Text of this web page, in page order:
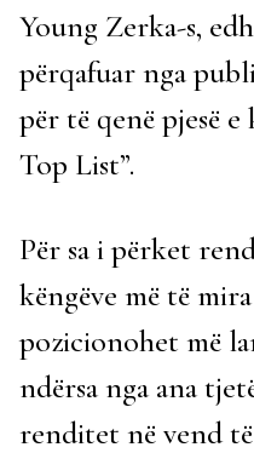
Young Zerka-s,
përqafuar nga
për të qenë pjesë
Top List”.
Për sa i përket
këngëve më të
pozicionohet më
ndërsa nga ana
renditet në vend